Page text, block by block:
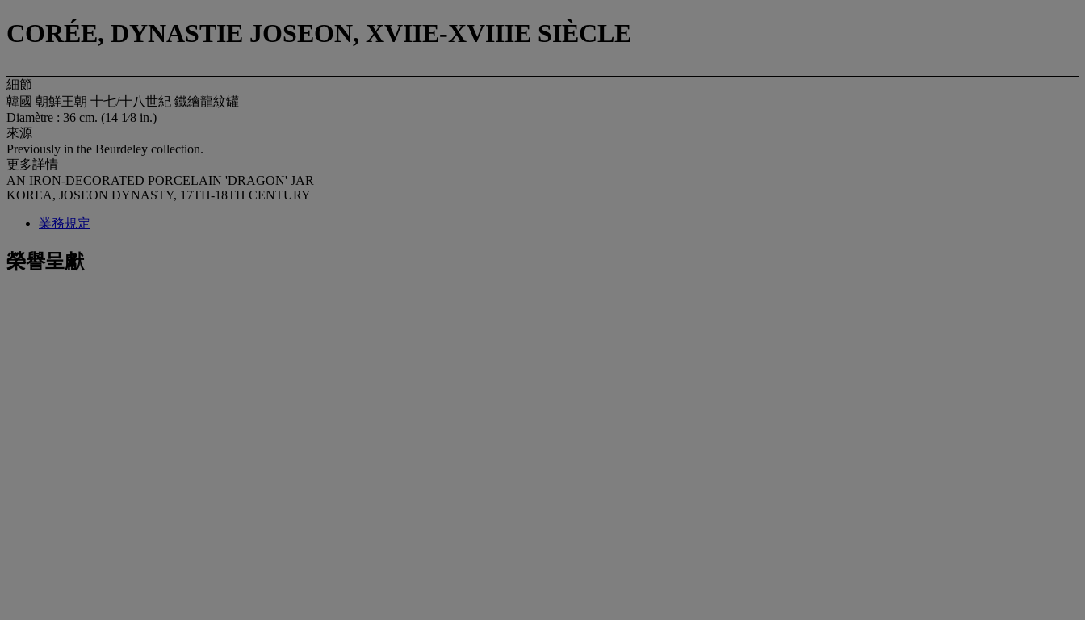
CORÉE, DYNASTIE JOSEON, XVIIE-XVIIIE SIÈCLE
細節
韓國 朝鮮王朝 十七/十八世紀 鐵繪龍紋罐
Diamètre : 36 cm. (14 1⁄8 in.)
來源
Previously in the Beurdeley collection.
更多詳情
AN IRON-DECORATED PORCELAIN 'DRAGON' JAR
KOREA, JOSEON DYNASTY, 17TH-18TH CENTURY
業務規定
榮譽呈獻